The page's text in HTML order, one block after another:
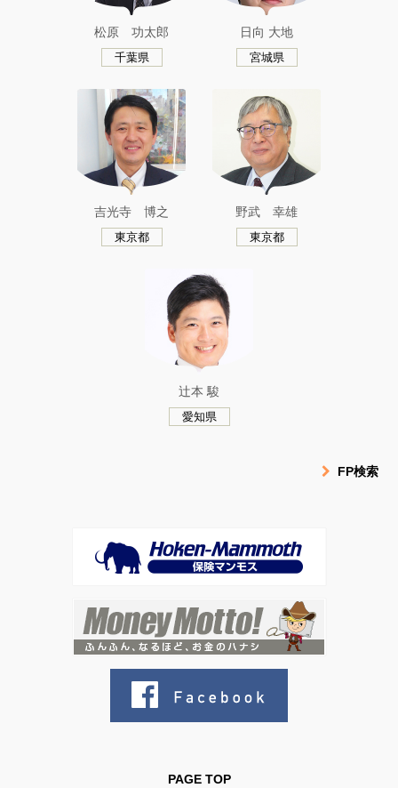
松原 功太郎
千葉県
日向 大地
宮城県
吉光寺 博之
東京都
野武 幸雄
東京都
辻本 駿
愛知県
FP検索
PAGE TOP